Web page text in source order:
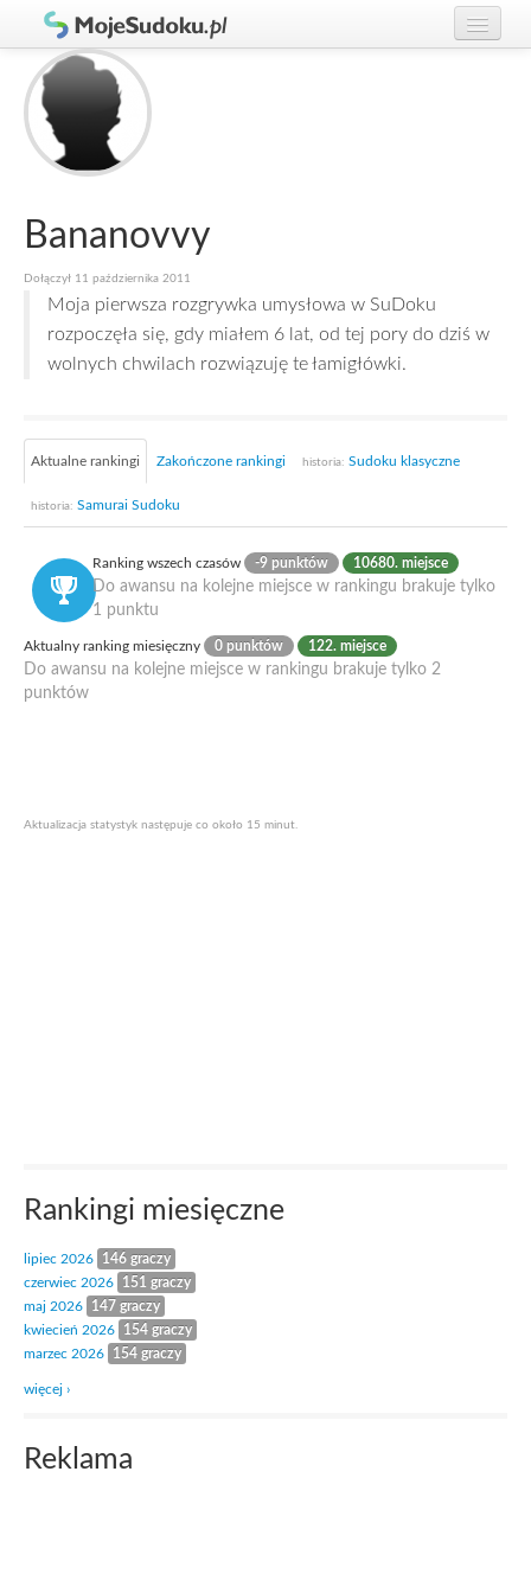
Graj w Sudoku!
Zasady Sudoku
Rankingi
Gracze
Bananovvy
Dołączył 11 października 2011
Moja pierwsza rozgrywka umysłowa w SuDoku
rozpoczęła się, gdy miałem 6 lat, od tej pory do dziś w
wolnych chwilach rozwiązuję te łamigłówki.
Aktualne rankingi Zakończone rankingi historia: Sudoku klasyczne
historia: Samurai Sudoku
Ranking wszech czasów -9 punktów 10680. miejsce
Do awansu na kolejne miejsce w rankingu brakuje tylko
1 punktu
Aktualny ranking miesięczny 0 punktów 122. miejsce
Do awansu na kolejne miejsce w rankingu brakuje tylko 2
punktów
Aktualizacja statystyk następuje co około 15 minut.
Rankingi miesięczne
lipiec 2026
146 graczy
czerwiec 2026
151 graczy
maj 2026
147 graczy
kwiecień 2026
154 graczy
marzec 2026
154 graczy
więcej ›
Reklama